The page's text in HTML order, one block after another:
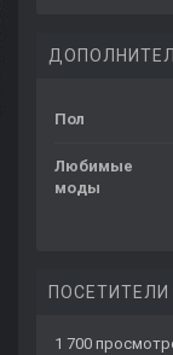
Пол
Любимые
моды
1 700